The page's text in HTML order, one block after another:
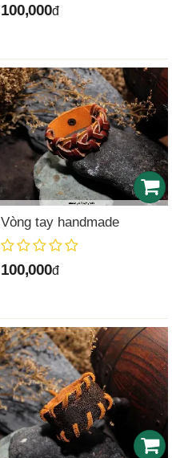
100,000đ
Vòng tay handmade
100,000đ